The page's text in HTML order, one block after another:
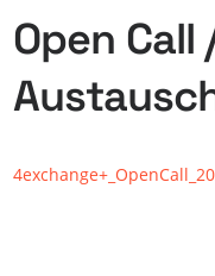
Open